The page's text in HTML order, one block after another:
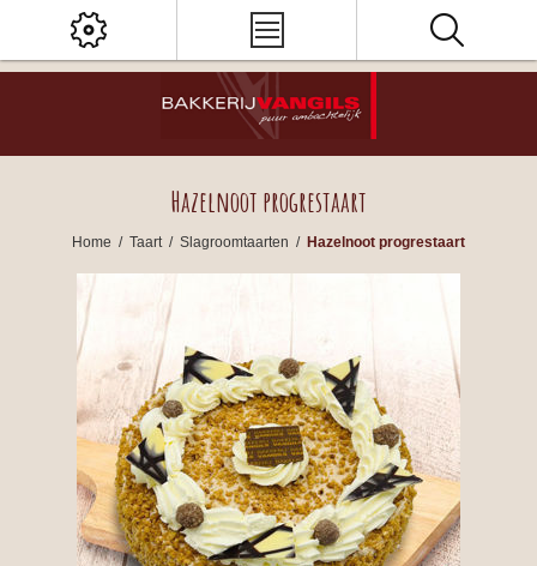
Hazelnoot progrestaart
Home / Taart / Slagroomtaarten / Hazelnoot progrestaart